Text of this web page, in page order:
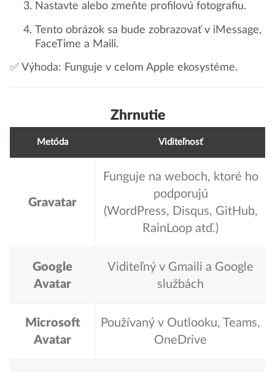
Nastavte alebo zmeňte profilovú fotografiu.
Tento obrázok sa bude zobrazovať v iMessage,
FaceTime a Maili.
✅ Výhoda: Funguje v celom Apple ekosystéme.
Zhrnutie
Metóda Viditeľnosť
Gravatar
Funguje na weboch, ktoré ho
podporujú
(WordPress, Disqus, GitHub,
RainLoop atď.)
Google
Avatar
Viditeľný v Gmaili a Google
službách
Microsoft
Avatar
Používaný v Outlooku, Teams,
OneDrive